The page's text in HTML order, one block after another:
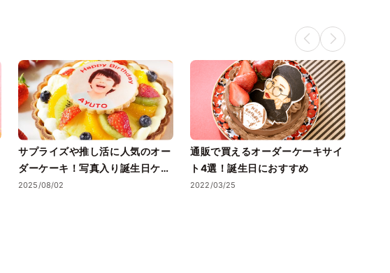
サプライズや推し活に人気のオー
ダーケーキ！写真入り誕生日ケー
キのおすすめ11選
2025/08/02
通販で買えるオーダーケーキサイ
ト4選！誕生日におすすめ
2022/03/25